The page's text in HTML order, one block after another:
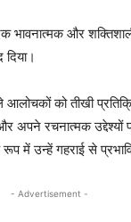
भावनात्मक और
को तीखी
अपने रचनात्मक
में उन्हें गहराई से
- Advertisement -